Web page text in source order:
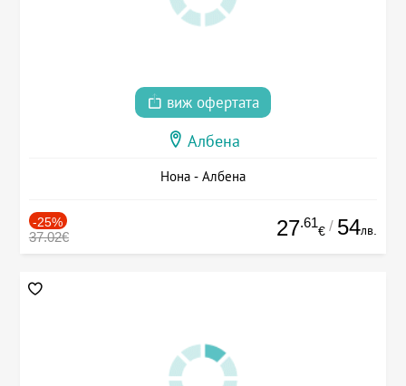
виж офертата
Албена
Нона - Албена
-25%
37.02€ 27.61
€ / 54лв.